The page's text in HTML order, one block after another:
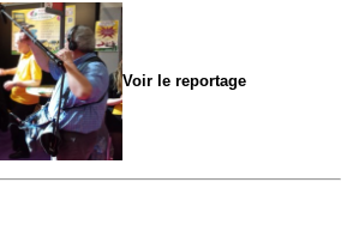
Voir le reportage